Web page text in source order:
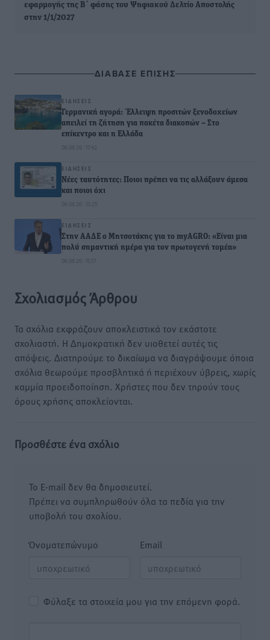
εφαρμογής της Β΄ φάσης του Ψηφιακού Δελτίο Αποστολής
στην 1/1/2027
ΔΙΑΒΑΣΕ ΕΠΙΣΗΣ
ΕΙΔΉΣΕΙΣ
Γερμανική αγορά: Έλλειψη προσιτών ξενοδοχείων
απειλεί τη ζήτηση για πακέτα διακοπών – Στο
επίκεντρο και η Ελλάδα
06.08.26 · 17:42
ΕΙΔΉΣΕΙΣ
Νέες ταυτότητες: Ποιοι πρέπει να τις αλλάξουν άμεσα
και ποιοι όχι
06.08.26 · 13:25
ΕΙΔΉΣΕΙΣ
Στην ΑΑΔΕ ο Μητσοτάκης για το myAGRO: «Είναι μια
πολύ σημαντική ημέρα για τον πρωτογενή τομέα»
06.08.26 · 11:37
Σχολιασμός Άρθρου
Τα σχόλια εκφράζουν αποκλειστικά τον εκάστοτε
σχολιαστή. Η Δημοκρατική δεν υιοθετεί αυτές τις
απόψεις. Διατηρούμε το δικαίωμα να διαγράψουμε όποια
σχόλια θεωρούμε προσβλητικά ή περιέχουν ύβρεις, χωρίς
καμμία προειδοποίηση. Χρήστες που δεν τηρούν τους
όρους χρήσης αποκλείονται.
Προσθέστε ένα σχόλιο
Το E-mail δεν θα δημοσιευτεί.
Πρέπει να συμπληρωθούν όλα τα πεδία για την
υποβολή του σχολίου.
Όνοματεπώνυμο Email
Φύλαξε τα στοιχεία μου για την επόμενη φορά.